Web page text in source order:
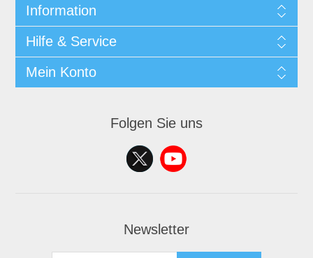
Information
Hilfe & Service
Mein Konto
Folgen Sie uns
Newsletter